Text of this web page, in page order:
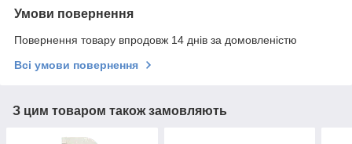
Умови повернення
Повернення товару впродовж 14 днів за домовленістю
Всі умови повернення
З цим товаром також замовляють